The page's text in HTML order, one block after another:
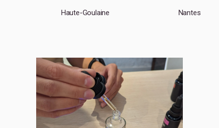
Haute-Goulaine Nantes